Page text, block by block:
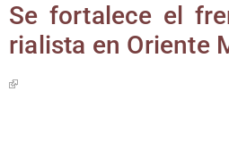
Se for­ta­le­ce el
ria­lis­ta en Orien­te